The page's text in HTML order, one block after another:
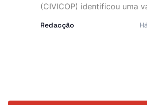
(CIVICOP) identificou uma
de Quirima, província de
Redacção